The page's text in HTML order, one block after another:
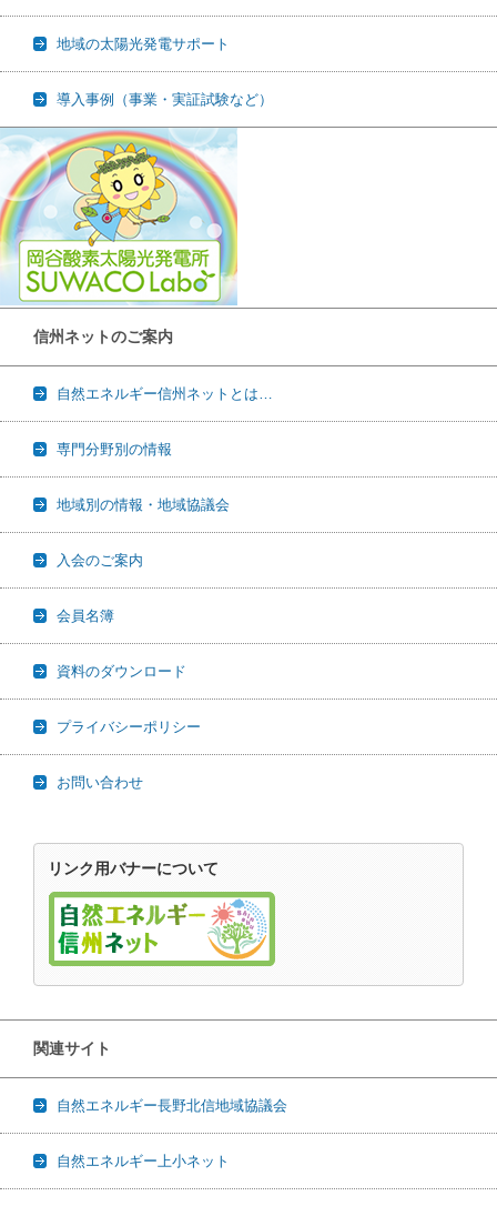
地域の太陽光発電サポート
導入事例（事業・実証試験など）
信州ネットのご案内
自然エネルギー信州ネットとは…
専門分野別の情報
地域別の情報・地域協議会
入会のご案内
会員名簿
資料のダウンロード
プライバシーポリシー
お問い合わせ
リンク用バナーについて
関連サイト
自然エネルギー長野北信地域協議会
自然エネルギー上小ネット